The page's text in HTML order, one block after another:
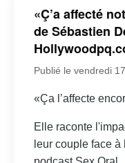
«Ç’a affecté
de Sébastien
Publié le vendredi
«Ça l’affecte
Elle raconte
leur couple face